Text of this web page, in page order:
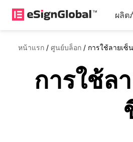
ผลิ
หน้าแรก / ศูนย์บล็อก / การใช้ลายเซ็
การใช้ล